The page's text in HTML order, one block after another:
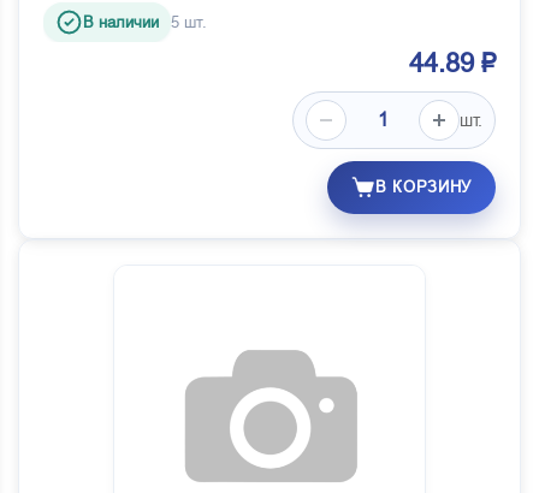
В наличии 5 шт.
44.89 ₽
шт.
В КОРЗИНУ